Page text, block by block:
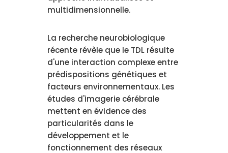
multidimensionnelle.
La recherche neurobiologique
récente révèle que le TDL résulte
d'une interaction complexe entre
prédispositions génétiques et
facteurs environnementaux. Les
études d'imagerie cérébrale
mettent en évidence des
particularités dans le
développement et le
fonctionnement des réseaux